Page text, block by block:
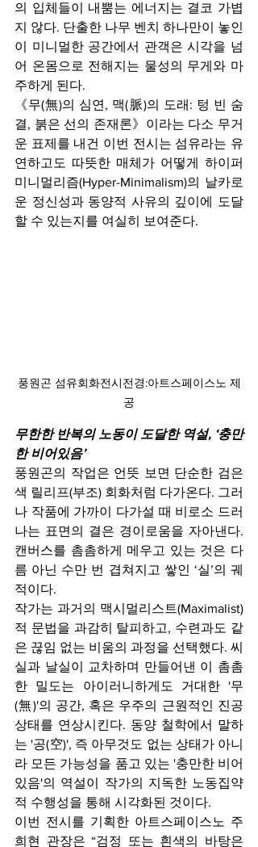
의 입체들이 내뿜는 에너지는 결코 가볍
지 않다. 단출한 나무 벤치 하나만이 놓인
이 미니멀한 공간에서 관객은 시각을 넘
어 온몸으로 전해지는 물성의 무게와 마
주하게 된다.
《무(無)의 심연, 맥(脈)의 도래: 텅 빈 숨
결, 붉은 선의 존재론》이라는 다소 무거
운 표제를 내건 이번 전시는 섬유라는 유
연하고도 따뜻한 매체가 어떻게 하이퍼
미니멀리즘(Hyper-Minimalism)의 날카로
운 정신성과 동양적 사유의 깊이에 도달
할 수 있는지를 여실히 보여준다.
풍원곤 섬유회화전시전경:아트스페이스노 제
공
무한한 반복의 노동이 도달한 역설, ‘충만
한 비어있음’
풍원곤의 작업은 언뜻 보면 단순한 검은
색 릴리프(부조) 회화처럼 다가온다. 그러
나 작품에 가까이 다가설 때 비로소 드러
나는 표면의 결은 경이로움을 자아낸다.
캔버스를 촘촘하게 메우고 있는 것은 다
름 아닌 수만 번 겹쳐지고 쌓인 ‘실’의 궤
적이다.
작가는 과거의 맥시멀리스트(Maximalist)
적 문법을 과감히 탈피하고, 수련과도 같
은 끊임 없는 비움의 과정을 선택했다. 씨
실과 날실이 교차하며 만들어낸 이 촘촘
한 밀도는 아이러니하게도 거대한 '무
(無)'의 공간, 혹은 우주의 근원적인 진공
상태를 연상시킨다. 동양 철학에서 말하
는 '공(空)', 즉 아무것도 없는 상태가 아니
라 모든 가능성을 품고 있는 '충만한 비어
있음'의 역설이 작가의 지독한 노동집약
적 수행성을 통해 시각화된 것이다.
이번 전시를 기획한 아트스페이스노 주
희현 관장은 “검정 또는 흰색의 바탕은